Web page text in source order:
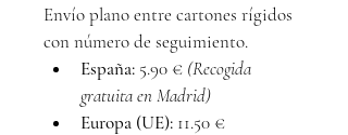
Envío plano entre cartones rígidos
con número de seguimiento.
España: 5.90 € (Recogida
gratuita en Madrid)
Europa (UE): 11.50 €